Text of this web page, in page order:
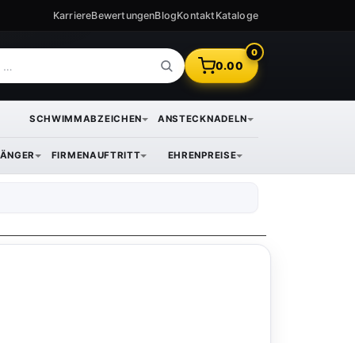
KarriereBewertungenBlogKontakt Kataloge
0.00
0
SCHWIMMABZEICHEN ANSTECKNADELN
FIRMENAUFTRITT EHRENPREISE